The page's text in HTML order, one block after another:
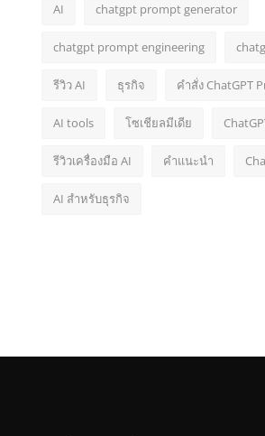
AI chatgpt prompt generator
chatgpt prompt engineering
รีวิว AI ธุรกิจ คำสั่ง ChatGPT
AI tools โซเชียลมีเดีย
รีวิวเครื่องมือ AI คำแนะนำ
AI สำหรับธุรกิจ